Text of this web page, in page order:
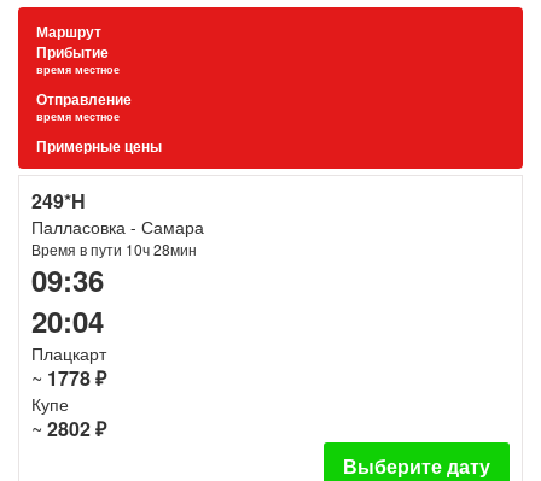
Маршрут
Прибытие
время местное
Отправление
время местное
Примерные цены
249*Н
Палласовка - Самара
Время в пути 10ч 28мин
09:36
20:04
Плацкарт
~ 1778 ₽
Купе
~ 2802 ₽
Выберите дату